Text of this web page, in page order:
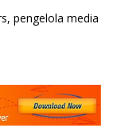
pengelola media